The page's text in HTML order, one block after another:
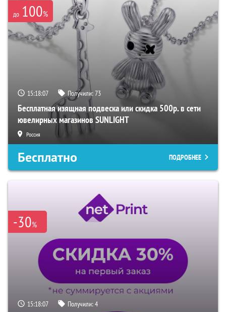
до 100%
15:18:06 Получили:73
Бесплатная изящная подвеска или скидка 500р. в сети
ювелирных магазинов SUNLIGHT
Россия
Бесплатно ПОДРОБНЕЕ
-30%
15:18:06 Получили:4